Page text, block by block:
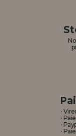
·
·
·
·